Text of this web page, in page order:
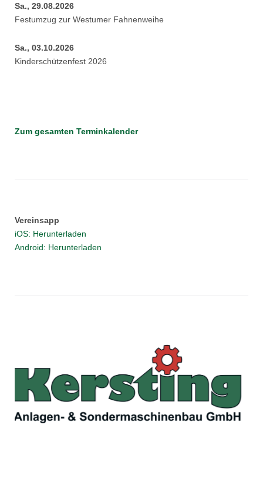
Sa., 29.08.2026
Festumzug zur Westumer Fahnenweihe
Sa., 03.10.2026
Kinderschützenfest 2026
Zum gesamten Terminkalender
Vereinsapp
iOS: Herunterladen
Android: Herunterladen